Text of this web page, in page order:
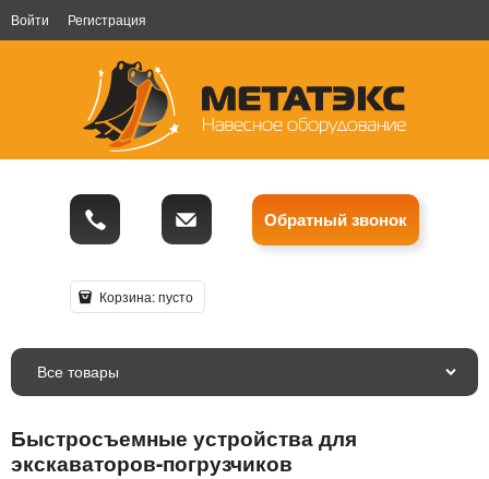
Войти Регистрация
Обратный звонок
Корзина:пусто
Все товары
Быстросъемные устройства для
экскаваторов-погрузчиков